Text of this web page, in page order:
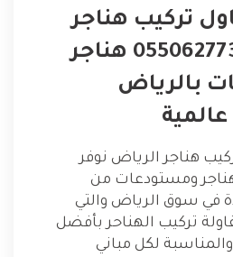
تركيب هناجر
الرياض 0550627739 هناجر
بالرياض
هناجر الرياض نوفر
ومستودعات من
في سوق الرياض والتي
تركيب الهناحر بأفضل
لكل مباني